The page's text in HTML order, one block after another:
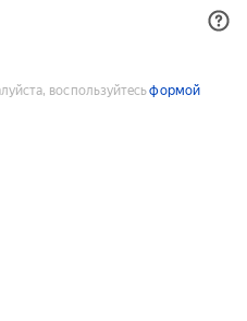
воспользуйтесьформой